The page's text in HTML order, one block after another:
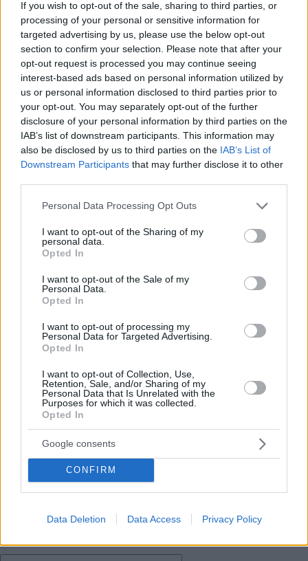
If you wish to opt-out of the sale, sharing to third parties, or
processing of your personal or sensitive information for
targeted advertising by us, please use the below opt-out
section to confirm your selection. Please note that after your
opt-out request is processed you may continue seeing
interest-based ads based on personal information utilized by
us or personal information disclosed to third parties prior to
your opt-out. You may separately opt-out of the further
disclosure of your personal information by third parties on the
IAB’s list of downstream participants. This information may
also be disclosed by us to third parties on the IAB’s List of
Downstream Participants that may further disclose it to other
Please note that this website/app uses one or more Google
not limited to your visit or usage behaviour. You may click to
grant or deny consent to Google and its third-party tags to
use your data for below specified purposes in below Google
consent section.
Personal Data Processing Opt Outs
I want to opt-out of the Sharing of my
personal data.
Opted In
I want to opt-out of the Sale of my
Personal Data.
Opted In
I want to opt-out of processing my
Personal Data for Targeted Advertising.
Opted In
I want to opt-out of Collection, Use,
Retention, Sale, and/or Sharing of my
Personal Data that Is Unrelated with the
Purposes for which it was collected.
Opted In
Google consents
CONFIRM
Data Deletion Data Access Privacy Policy
dell’entità dei danni causati dagli attacchi russi.
Nel caso in cui si sia perso: L‘ungherese MOL cerca
alternativedopo l’interruzione delle consegne di greggio
russo: I test di capacità di Adria potrebbero iniziare presto.
Il premier Orbán ha detto che l’Ungheria si è preparata bene
per una situazione come questa
Parlando separatamente mentre assisteva ad una partita di
basket a Szombathely, Orbán ha detto che l’Ungheria è più
preparata rispetto alle crisi energetiche passate, sottolineando
che le riserve strategiche sono state assicurate e che sono
Tuttavia, ha anche avvertito che l’infrastruttura energetica
potrebbe diventare un obiettivo bellico più ampio, citando
incidenti passati come il sabotaggio dei gasdotti in Europa.
Il Governo ungherese ha avviato il rilascio di riserve
strategiche di petrolio per mantenere l’approvvigionamento
quelle di Reuters, indicano che i flussi russi e ucraini
attraverso l’oleodotto sono stati colpiti dopo un attacco a una
stazione di pompaggio in Ucraina.
Immagine in evidenza:Orbán Viktor/Facebook
economia ungherese #guerra in ucraina
ucraina #ungherese
Leave a Reply
Your email address will not be published.